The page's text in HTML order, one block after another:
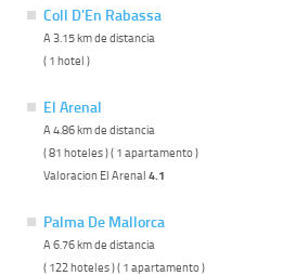
Coll D'En Rabassa
A 3.15 km de distancia
( 1 hotel )
El Arenal
A 4.86 km de distancia
( 81 hoteles ) ( 1 apartamento )
Valoracion El Arenal 4.1
Palma De Mallorca
A 6.76 km de distancia
( 122 hoteles ) ( 1 apartamento )